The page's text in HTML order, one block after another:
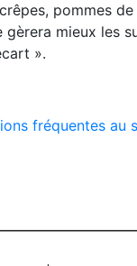
pommes
mieux les
».
fréquentes au